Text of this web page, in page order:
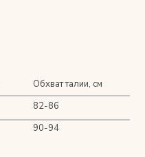
Обхват талии, см
82-86
90-94